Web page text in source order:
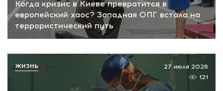
Когда кризис в Киеве превратится в
европейский хаос? Западная ОПГ встала на
террористический путь
27 июля 2026
121
ЖИЗНЬ